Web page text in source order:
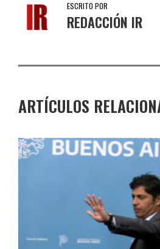
ESCRITO POR
REDACCIÓN IR
ARTÍCULOS